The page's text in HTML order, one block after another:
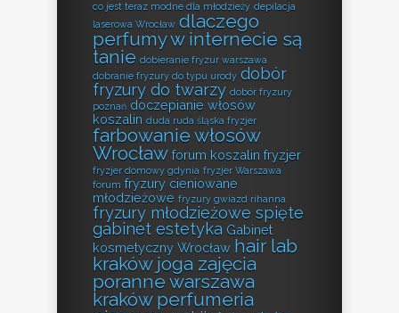
co jest teraz modne dla młodzieży depilacja
laserowa Wrocław dlaczego
perfumy w internecie są
tanie dobieranie fryzur warszawa
dobranie fryzury do typu urody dobór
fryzury do twarzy dobór fryzury
poznań doczepianie włosów
koszalin duda ruda śląska fryzjer
farbowanie włosów
Wrocław forum koszalin fryzjer
fryzjer domowy gdynia fryzjer Warszawa
forum fryzury cieniowane
młodzieżowe fryzury gwiazd rihanna
fryzury młodzieżowe spięte
gabinet estetyka Gabinet
kosmetyczny Wrocław hair lab
kraków joga zajęcia
poranne warszawa
kraków perfumeria